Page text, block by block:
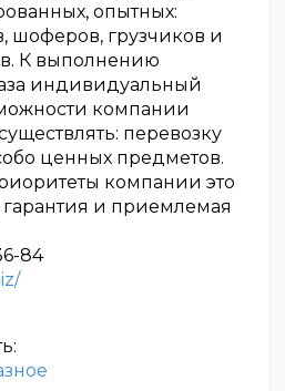
опытных:
шоферов, грузчиков и
К выполнению
индивидуальный
компании
перевозку
ценных предметов.
компании это
гарантия и приемлемая
84